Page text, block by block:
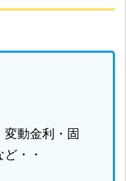
変動金利・固
・・